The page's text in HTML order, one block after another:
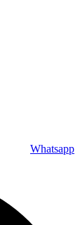
Whatsapp